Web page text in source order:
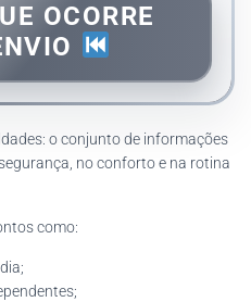
OCORRE
o conjunto de informações
no conforto e na rotina
como: